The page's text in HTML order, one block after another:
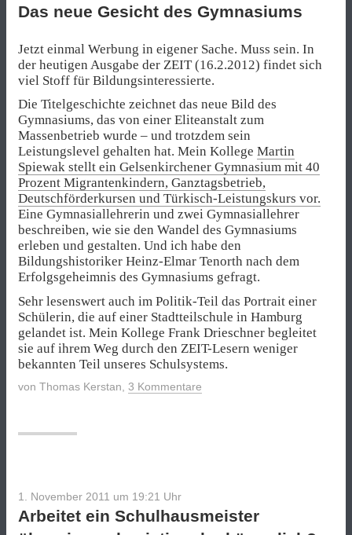
Das neue Gesicht des Gymnasiums
Jetzt einmal Werbung in eigener Sache. Muss sein. In
der heutigen Ausgabe der ZEIT (16.2.2012) findet sich
viel Stoff für Bildungsinteressierte.
Die Titelgeschichte zeichnet das neue Bild des
Gymnasiums, das von einer Eliteanstalt zum
Massenbetrieb wurde – und trotzdem sein
Leistungslevel gehalten hat. Mein Kollege Martin
Spiewak stellt ein Gelsenkirchener Gymnasium mit 40
Prozent Migrantenkindern, Ganztagsbetrieb,
Deutschförderkursen und Türkisch-Leistungskurs vor.
Eine Gymnasiallehrerin und zwei Gymnasiallehrer
beschreiben, wie sie den Wandel des Gymnasiums
erleben und gestalten. Und ich habe den
Bildungshistoriker Heinz-Elmar Tenorth nach dem
Erfolgsgeheimnis des Gymnasiums gefragt.
Sehr lesenswert auch im Politik-Teil das Portrait einer
Schülerin, die auf einer Stadtteilschule in Hamburg
gelandet ist. Mein Kollege Frank Drieschner begleitet
sie auf ihrem Weg durch den ZEIT-Lesern weniger
bekannten Teil unseres Schulsystems.
von Thomas Kerstan 3 Kommentare
1. November 2011 um 19:21 Uhr
Arbeitet ein Schulhausmeister